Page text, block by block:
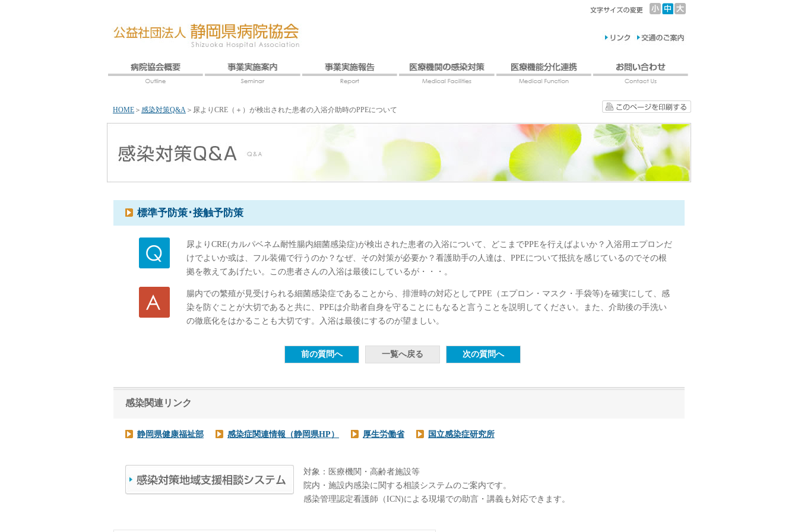
HOME ＞ 感染対策Q&A ＞ 尿よりCRE（＋）が検出された患者の入浴介助時のPPEについて
標準予防策･接触予防策
尿よりCRE(カルパベネム耐性腸内細菌感染症)が検出された患者の入浴について、どこまでPPEを行えばよいか？入浴用エプロンだ
けでよいか或は、フル装備で行うのか？なぜ、その対策が必要か？看護助手の人達は、PPEについて抵抗を感じているのでその根
拠を教えてあげたい。この患者さんの入浴は最後にしているが・・・。
腸内での繁殖が見受けられる細菌感染症であることから、排泄時の対応としてPPE（エプロン・マスク・手袋等)を確実にして、感
染を防ぐことが大切であると共に、PPEは介助者自身を守ることにもなると言うことを説明してください。また、介助後の手洗い
の徹底化をはかることも大切です。入浴は最後にするのが望ましい。
感染関連リンク
静岡県健康福祉部 感染症関連情報（静岡県HP） 厚生労働省 国立感染症研究所
対象：医療機関・高齢者施設等
院内・施設内感染に関する相談システムのご案内です。
感染管理認定看護師（ICN)による現場での助言・講義も対応できます。